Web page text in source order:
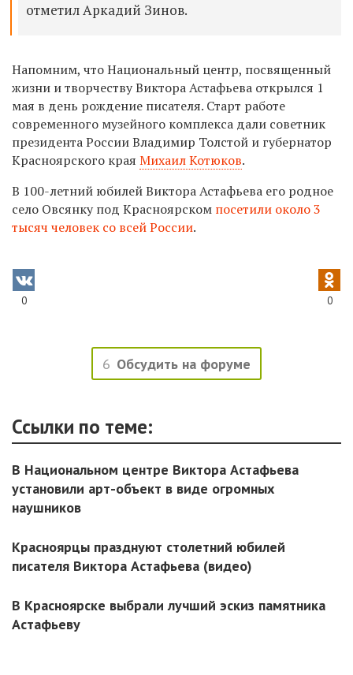
отметил Аркадий Зинов.
Напомним, что Национальный центр, посвященный
жизни и творчеству Виктора Астафьева открылся 1
мая в день рождение писателя. Старт работе
современного музейного комплекса дали советник
президента России Владимир Толстой и губернатор
Красноярского края Михаил Котюков.
В 100-летний юбилей Виктора Астафьева его родное
село Овсянку под Красноярском посетили около 3
тысяч человек со всей России.
0 0
6 Обсудить на форуме
Ссылки по теме:
В Национальном центре Виктора Астафьева
установили арт-объект в виде огромных
наушников
Красноярцы празднуют столетний юбилей
писателя Виктора Астафьева (видео)
В Красноярске выбрали лучший эскиз памятника
Астафьеву